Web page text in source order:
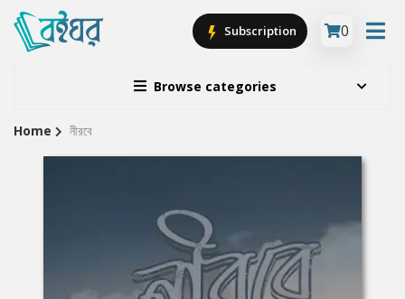
Browse categories
Subscription 0
Site
Home নীরবে